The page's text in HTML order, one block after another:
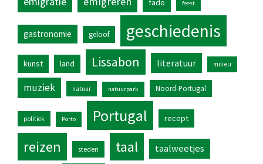
fado feest
gastronomie geloof geschiedenis
kunst land Lissabon literatuur milieu
muziek natuur natuurpark Noord-Portugal
politiek Porto Portugal recept
reizen steden taal taalweetjes